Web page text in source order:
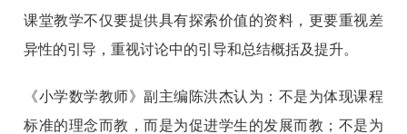
课堂教学不仅要提供具有探索价值的资料，更要重视差
异性的引导，重视讨论中的引导和总结概括及提升。
《小学数学教师》副主编陈洪杰认为：不是为体现课程
标准的理念而教，而是为促进学生的发展而教；不是为